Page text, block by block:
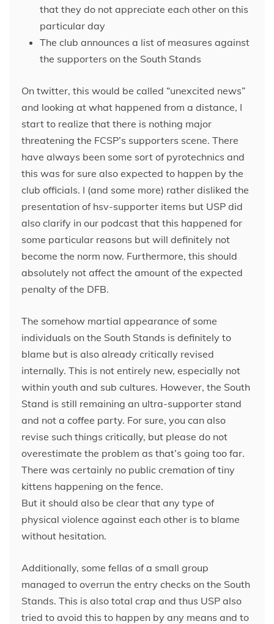
that they do not appreciate each other on this
particular day
The club announces a list of measures against
the supporters on the South Stands
On twitter, this would be called “unexcited news”
and looking at what happened from a distance, I
start to realize that there is nothing major
threatening the FCSP’s supporters scene. There
have always been some sort of pyrotechnics and
this was for sure also expected to happen by the
club officials. I (and some more) rather disliked the
presentation of hsv-supporter items but USP did
also clarify in our podcast that this happened for
some particular reasons but will definitely not
become the norm now. Furthermore, this should
absolutely not affect the amount of the expected
penalty of the DFB.
The somehow martial appearance of some
individuals on the South Stands is definitely to
blame but is also already critically revised
internally. This is not entirely new, especially not
within youth and sub cultures. However, the South
Stand is still remaining an ultra-supporter stand
and not a coffee party. For sure, you can also
revise such things critically, but please do not
overestimate the problem as that’s going too far.
There was certainly no public cremation of tiny
kittens happening on the fence.
But it should also be clear that any type of
physical violence against each other is to blame
without hesitation.
Additionally, some fellas of a small group
managed to overrun the entry checks on the South
Stands. This is also total crap and thus USP also
tried to avoid this to happen by any means and to